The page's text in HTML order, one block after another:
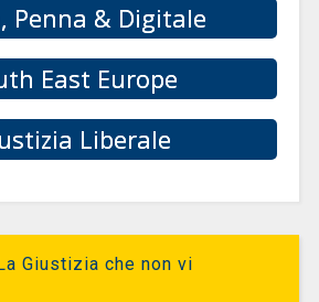
Penna & Digitale
East Europe
Liberale
Giustizia che non vi